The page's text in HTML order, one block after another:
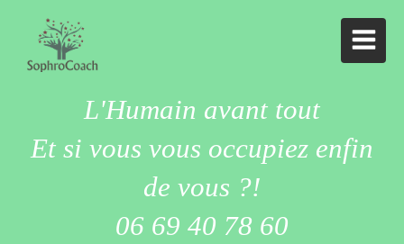
L'Humain avant tout
Et si vous vous occupiez enfin
de vous ?!
06 69 40 78 60